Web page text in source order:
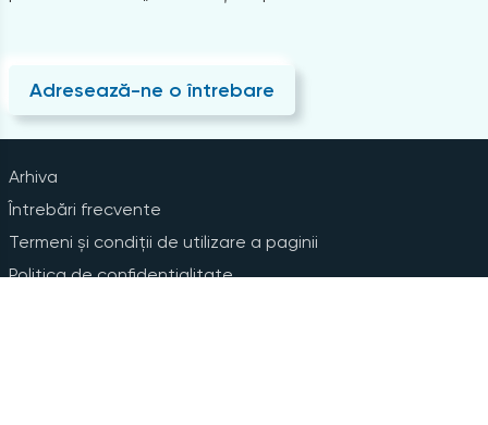
Adresează-ne o întrebare
Arhiva
Întrebări frecvente
Termeni și condiții de utilizare a paginii
Politica de confidențialitate